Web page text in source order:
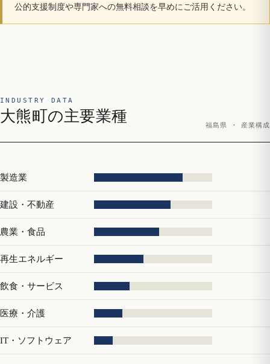
公的支援制度や専門家への無料相談を早めにご活用ください。
INDUSTRY DATA
大熊町の主要業種
福島県 · 産業構成
製造業
建設・不動産
農業・食品
再生エネルギー
飲食・サービス
医療・介護
IT・ソフトウェア